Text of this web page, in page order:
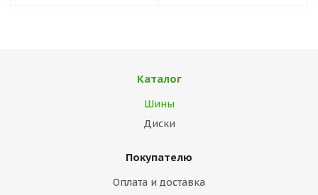
Каталог
Шины
Диски
Покупателю
Оплата и доставка